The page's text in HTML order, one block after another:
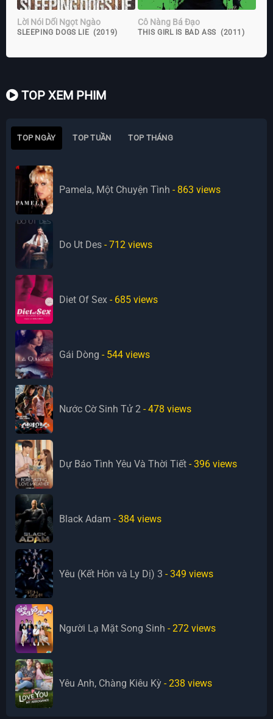
Lời Nói Dối Ngọt Ngào
SLEEPING DOGS LIE (2019)
Cô Nàng Bá Đạo
THIS GIRL IS BAD ASS (2011)
TOP XEM PHIM
TOP NGÀY TOP TUẦN TOP THÁNG
Pamela, Một Chuyện Tình - 863 views
Do Ut Des - 712 views
Diet Of Sex - 685 views
Gái Dòng - 544 views
Nước Cờ Sinh Tử 2 - 478 views
Dự Báo Tình Yêu Và Thời Tiết - 396 views
Black Adam - 384 views
Yêu (Kết Hôn và Ly Dị) 3 - 349 views
Người Lạ Mặt Song Sinh - 272 views
Yêu Anh, Chàng Kiêu Kỳ - 238 views